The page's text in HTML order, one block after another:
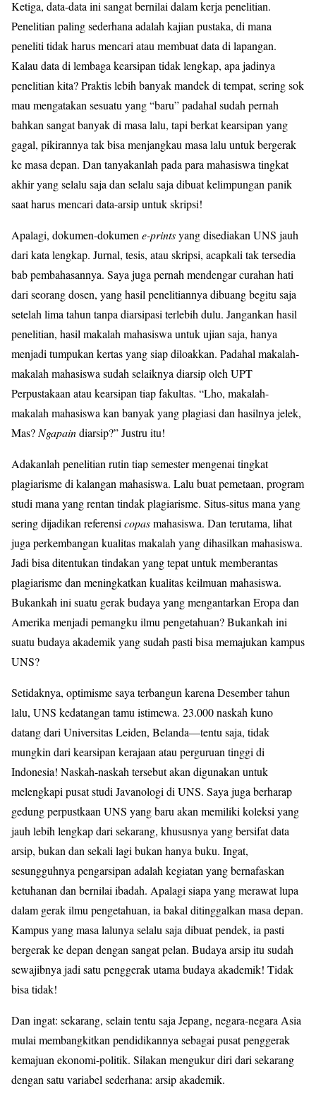
Ketiga, data-data ini sangat bernilai dalam kerja penelitian.
Penelitian paling sederhana adalah kajian pustaka, di mana
peneliti tidak harus mencari atau membuat data di lapangan.
Kalau data di lembaga kearsipan tidak lengkap, apa jadinya
penelitian kita? Praktis lebih banyak mandek di tempat, sering sok
mau mengatakan sesuatu yang “baru” padahal sudah pernah
bahkan sangat banyak di masa lalu, tapi berkat kearsipan yang
gagal, pikirannya tak bisa menjangkau masa lalu untuk bergerak
ke masa depan. Dan tanyakanlah pada para mahasiswa tingkat
akhir yang selalu saja dan selalu saja dibuat kelimpungan panik
saat harus mencari data-arsip untuk skripsi!
Apalagi, dokumen-dokumene-printsyang disediakan UNS jauh
dari kata lengkap. Jurnal, tesis, atau skripsi, acapkali tak tersedia
bab pembahasannya. Saya juga pernah mendengar curahan hati
dari seorang dosen, yang hasil penelitiannya dibuang begitu saja
setelah lima tahun tanpa diarsipasi terlebih dulu. Jangankan hasil
penelitian, hasil makalah mahasiswa untuk ujian saja, hanya
menjadi tumpukan kertas yang siap diloakkan. Padahal makalah-
makalah mahasiswa sudah selaiknya diarsip oleh UPT
Perpustakaan atau kearsipan tiap fakultas. “Lho, makalah-
makalah mahasiswa kan banyak yang plagiasi dan hasilnya jelek,
Mas?Ngapaindiarsip?” Justru itu!
Adakanlah penelitian rutin tiap semester mengenai tingkat
plagiarisme di kalangan mahasiswa. Lalu buat pemetaan, program
studi mana yang rentan tindak plagiarisme. Situs-situs mana yang
sering dijadikan referensicopasmahasiswa. Dan terutama, lihat
juga perkembangan kualitas makalah yang dihasilkan mahasiswa.
Jadi bisa ditentukan tindakan yang tepat untuk memberantas
plagiarisme dan meningkatkan kualitas keilmuan mahasiswa.
Bukankah ini suatu gerak budaya yang mengantarkan Eropa dan
Amerika menjadi pemangku ilmu pengetahuan? Bukankah ini
suatu budaya akademik yang sudah pasti bisa memajukan kampus
UNS?
Setidaknya, optimisme saya terbangun karena Desember tahun
lalu, UNS kedatangan tamu istimewa. 23.000 naskah kuno
datang dari Universitas Leiden, Belanda—tentu saja, tidak
mungkin dari kearsipan kerajaan atau perguruan tinggi di
Indonesia! Naskah-naskah tersebut akan digunakan untuk
melengkapi pusat studi Javanologi di UNS. Saya juga berharap
gedung perpustkaan UNS yang baru akan memiliki koleksi yang
jauh lebih lengkap dari sekarang, khususnya yang bersifat data
arsip, bukan dan sekali lagi bukan hanya buku. Ingat,
sesungguhnya pengarsipan adalah kegiatan yang bernafaskan
ketuhanan dan bernilai ibadah. Apalagi siapa yang merawat lupa
dalam gerak ilmu pengetahuan, ia bakal ditinggalkan masa depan.
Kampus yang masa lalunya selalu saja dibuat pendek, ia pasti
bergerak ke depan dengan sangat pelan. Budaya arsip itu sudah
sewajibnya jadi satu penggerak utama budaya akademik! Tidak
bisa tidak!
Dan ingat: sekarang, selain tentu saja Jepang, negara-negara Asia
mulai membangkitkan pendidikannya sebagai pusat penggerak
kemajuan ekonomi-politik. Silakan mengukur diri dari sekarang
dengan satu variabel sederhana: arsip akademik.